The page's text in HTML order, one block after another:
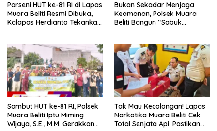
Porseni HUT ke-81 RI di Lapas
Muara Beliti Resmi Dibuka,
Kalapas Herdianto Tekankan
Bukan Sekadar Menjaga
Keamanan, Polsek Muara
Beliti Bangun “Sabuk
Sambut HUT ke-81 RI, Polsek
Muara Beliti Iptu Miming
Wijaya, S.E., M.M. Gerakkan
Tak Mau Kecolongan! Lapas
Narkotika Muara Beliti Cek
Total Senjata Api, Pastikan